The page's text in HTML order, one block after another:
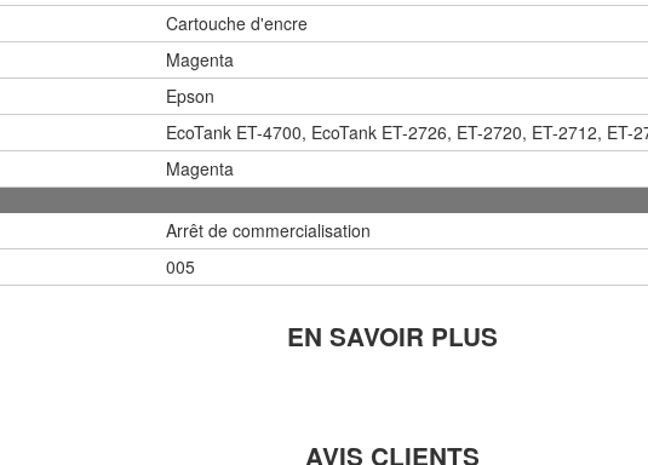
Cartouche d'encre
Magenta
Epson
EcoTank ET-4700, EcoTank ET-2726, ET-2720, ET-2712, ET-
Magenta
Arrêt de commercialisation
005
EN SAVOIR PLUS
AVIS CLIENTS